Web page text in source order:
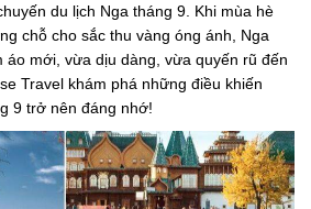
du lịch Nga tháng 9. Khi mùa hè
chỗ cho sắc thu vàng óng ánh, Nga
áo mới, vừa dịu dàng, vừa quyến rũ đến
Travel khám phá những điều khiến
9 trở nên đáng nhớ!